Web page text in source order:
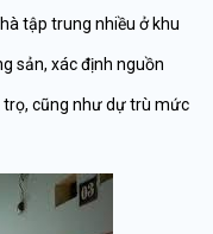
tập trung nhiều ở khu
sản, xác định nguồn
trọ, cũng như dự trù mức